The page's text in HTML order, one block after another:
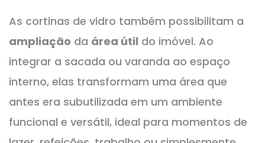
As cortinas de vidro também possibilitam a
ampliação da área útil do imóvel. Ao
integrar a sacada ou varanda ao espaço
interno, elas transformam uma área que
antes era subutilizada em um ambiente
funcional e versátil, ideal para momentos de